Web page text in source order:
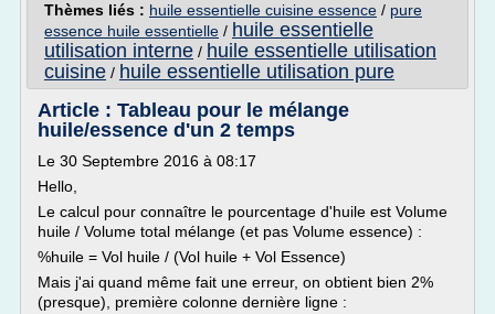
Thèmes liés : huile essentielle cuisine essence / pure
essence huile essentielle / huile essentielle
utilisation interne / huile essentielle utilisation
cuisine / huile essentielle utilisation pure
Article : Tableau pour le mélange
huile/essence d'un 2 temps
Le 30 Septembre 2016 à 08:17
Hello,
Le calcul pour connaître le pourcentage d'huile est Volume
huile / Volume total mélange (et pas Volume essence) :
%huile = Vol huile / (Vol huile + Vol Essence)
Mais j'ai quand même fait une erreur, on obtient bien 2%
(presque), première colonne dernière ligne :